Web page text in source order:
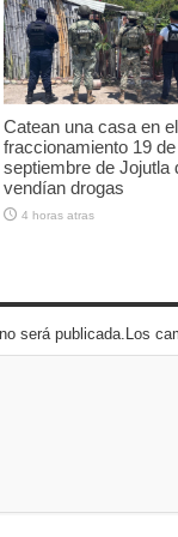
Catean una casa en el
fraccionamiento 19 de
septiembre de Jojutla
vendían drogas
4 horas atras
será publicada.Los